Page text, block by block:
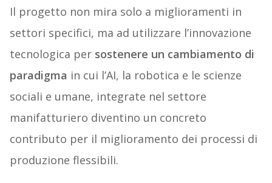
Il progetto non mira solo a miglioramenti in
settori specifici, ma ad utilizzare l’innovazione
tecnologica per sostenere un cambiamento di
paradigma in cui l’AI, la robotica e le scienze
sociali e umane, integrate nel settore
manifatturiero diventino un concreto
contributo per il miglioramento dei processi di
produzione flessibili.